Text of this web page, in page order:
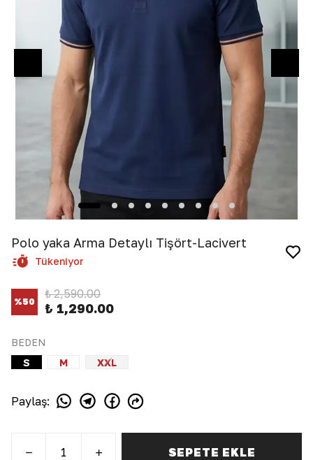
Polo yaka Arma Detaylı Tişört-Lacivert
Tükeniyor
%50
₺ 2,590.00
₺ 1,290.00
BEDEN
S
M XXL
Paylaş:
SEPETE EKLE